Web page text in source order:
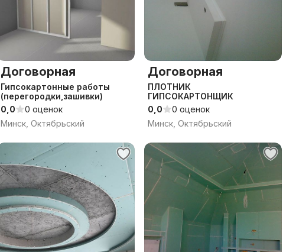
Договорная
Гипсокартонные работы
(перегородки,зашивки)
0,0
0 оценок
Минск, Октябрьский
Договорная
ПЛОТНИК
ГИПСОКАРТОНЩИК
0,0
0 оценок
Минск, Октябрьский